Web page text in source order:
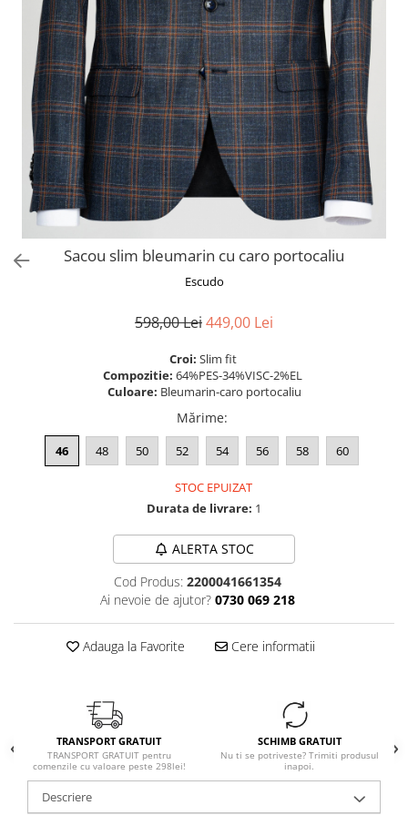
Sacou slim bleumarin cu caro portocaliu
Escudo
598,00 Lei449,00 Lei
Croi: Slim fit
Compozitie: 64%PES-34%VISC-2%EL
Culoare: Bleumarin-caro portocaliu
Mărime:
46 48 50 52 54 56 58 60
STOC EPUIZAT
Durata de livrare: 1
ALERTA STOC
Cod Produs: 2200041661354
Ai nevoie de ajutor? 0730 069 218
Adauga la Favorite Cere informatii
TRANSPORT GRATUIT
TRANSPORT GRATUIT pentru
comenzile cu valoare peste 298lei!
SCHIMB GRATUIT
Nu ti se potriveste? Trimiti produsul
inapoi.
Descriere